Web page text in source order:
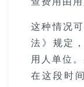
这种情况
法》规定
用人单位
在这段时